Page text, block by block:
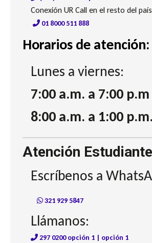
Conexión UR Call en el resto del
01 8000 511 888
Horarios de atención:
Lunes a viernes:
7:00 a.m. a 7:00
8:00 a.m. a 1:00 p.m.
Atención
Escríbenos a
321 929 5847
Llámanos:
297 0200 opción 1 | opción 1